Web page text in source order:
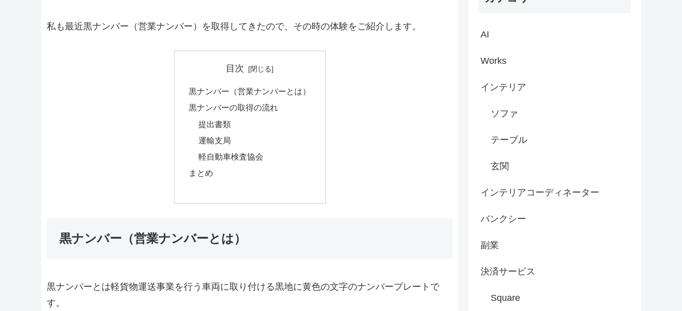
私も最近黒ナンバー（営業ナンバー）を取得してきたので、その時の体験をご紹介します。
目次
黒ナンバー（営業ナンバーとは）
黒ナンバーの取得の流れ
提出書類
運輸支局
軽自動車検査協会
まとめ
黒ナンバー（営業ナンバーとは）
黒ナンバーとは軽貨物運送事業を行う車両に取り付ける黒地に黄色の文字のナンバープレートで
す。
AI
Works
インテリア
ソファ
テーブル
玄関
インテリアコーディネーター
バンクシー
副業
決済サービス
Square